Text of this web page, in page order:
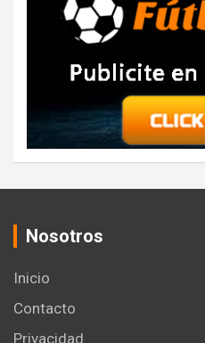
Nosotros
Inicio
Contacto
Privacidad